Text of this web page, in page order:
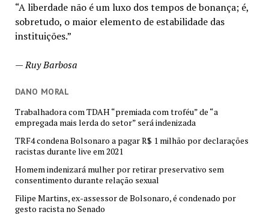
“A liberdade não é um luxo dos tempos de bonança; é,
sobretudo, o maior elemento de estabilidade das
instituições.”
—Ruy Barbosa
DANO MORAL
Trabalhadora com TDAH “premiada com troféu” de “a
empregada mais lerda do setor” será indenizada
TRF4 condena Bolsonaro a pagar R$ 1 milhão por declarações
racistas durante live em 2021
Homem indenizará mulher por retirar preservativo sem
consentimento durante relação sexual
Filipe Martins, ex-assessor de Bolsonaro, é condenado por
gesto racista no Senado